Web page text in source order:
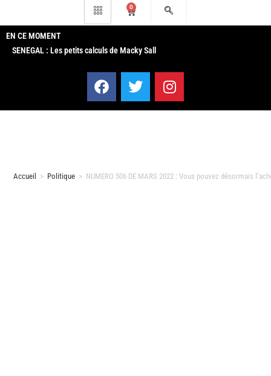
0
EN CE MOMENT
SENEGAL : Les petits calculs de Macky Sall
Accueil > Politique > NUMERO 506 DE MARS 2022 : Vous pouvez désormais